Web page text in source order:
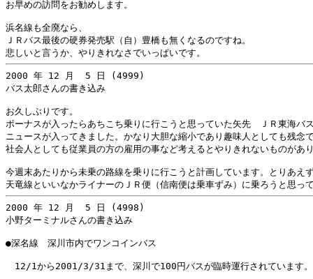
お早めの訪問をお勧めします。
浜名線も全廃なら、
ＪＲバス最後の硬券発売駅（自）豊橋も無くなるのですね。
2000 年 12 月  5 日 (4999)
バス太郎さんの書き込み
お久しぶりです。
ボーナスが入ったらあちこち乗りに行こうと思っていた矢先　ＪＲ東海バ
ニュースが入ってきました。かなり大胆な縮小であり趣味人としても残念
社会人としても従業員の方の雇用の事など考えるとやりきれないものがあ
今週末あたりから未乗の路線を乗りに行こうと計画しています。とりあえ
2000 年 12 月  5 日 (4998)
小野ターミナルさんの書き込み
●深名線　深川市内でワンコインバス
12/1から2001/3/31まで、深川で100円バスが臨時運行されています。